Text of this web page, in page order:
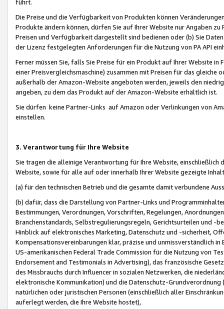
führt.
Die Preise und die Verfügbarkeit von Produkten können
Produkte ändern können, dürfen Sie auf Ihrer Website nur Angaben
Preisen und Verfügbarkeit dargestellt sind bedienen oder (b) Sie
der Lizenz festgelegten Anforderungen für die Nutzung von PA API
Ferner müssen Sie, falls Sie Preise für ein Produkt auf Ihrer Website
einer Preisvergleichsmaschine) zusammen mit Preisen für das
außerhalb der Amazon-Website angeboten werden, jeweils den
angeben, zu dem das Produkt auf der Amazon-Website erhältlich ist.
Sie dürfen keine Partner-Links auf Amazon oder Verlinkungen von
einstellen.
3. Verantwortung für Ihre Website
Sie tragen die alleinige Verantwortung für Ihre Website,
Website, sowie für alle auf oder innerhalb Ihrer Website gezeigte
(a) für den technischen Betrieb und die gesamte damit verbundene
(b) dafür, dass die Darstellung von Partner-Links und
Bestimmungen, Verordnungen, Vorschriften, Regelungen,
Branchenstandards, Selbstregulierungsregeln, Gerichtsurteilen und -
Hinblick auf elektronisches Marketing, Datenschutz und -sicherheit,
Kompensationsvereinbarungen klar, präzise und unmissverständlich
US-amerikanischen Federal Trade Commission für die Nutzung von
Endorsement and Testimonials in Advertising), das französische
des Missbrauchs durch Influencer in sozialen Netzwerken, die
elektronische Kommunikation) und die Datenschutz-
natürlichen oder juristischen Personen (einschließlich aller
auferlegt werden, die Ihre Website hostet),